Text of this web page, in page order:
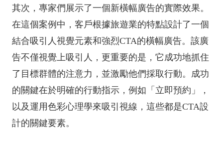
其次，專家們展示了一個新橫幅廣告的實際效果。
在這個案例中，客戶根據旅遊業的特點設計了一個
結合吸引人視覺元素和強烈CTA的橫幅廣告。該廣
告不僅視覺上吸引人，更重要的是，它成功地抓住
了目標群體的注意力，並激勵他們採取行動。成功
的關鍵在於明確的行動指示，例如「立即預約」，
以及運用色彩心理學來吸引視線，這些都是CTA設
計的關鍵要素。